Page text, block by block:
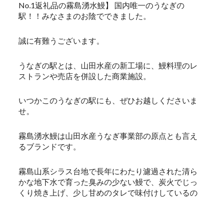
No.1返礼品の霧島湧水鰻】 国内唯一のうなぎの
駅！！みなさまのお陰でできました。
誠に有難うございます。
うなぎの駅とは、山田水産の新工場に、鰻料理のレ
ストランや売店を併設した商業施設。
いつかこのうなぎの駅にも、ぜひお越しくださいま
せ。
霧島湧水鰻は山田水産うなぎ事業部の原点とも言え
るブランドです。
霧島山系シラス台地で長年にわたり濾過された清ら
かな地下水で育った臭みの少ない鰻で、炭火でじっ
くり焼き上げ、少し甘めのタレで味付けしているの